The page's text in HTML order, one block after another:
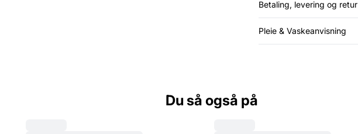
Betaling, levering og retur
Pleie & Vaskeanvisning
Du så også på